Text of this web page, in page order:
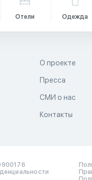
Отели Одежда
О проекте
Пресса
СМИ о нас
Контакты